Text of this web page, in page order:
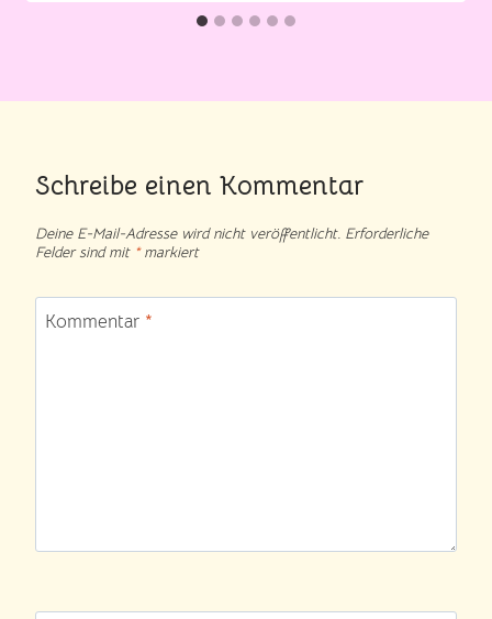
Schreibe einen Kommentar
Deine E-Mail-Adresse wird nicht veröffentlicht. Erforderliche
Felder sind mit *markiert
Kommentar *